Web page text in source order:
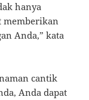
hanya
memberikan
Anda,” kata
cantik
Anda dapat